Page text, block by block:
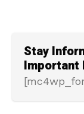
Stay
Important